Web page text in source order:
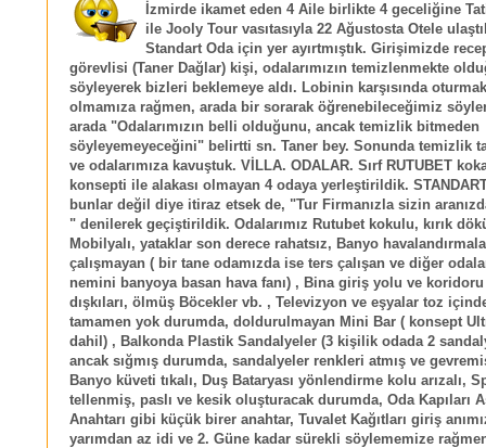
İzmirde ikamet eden 4 Aile birlikte 4 geceliğine
ile Jooly Tour vasıtasıyla 22 Ağustosta Otele
Standart Oda için yer ayırtmıştık. Girişimizde
görevlisi (Taner Dağlar) kişi, odalarımızın temizlenmekte
söyleyerek bizleri beklemeye aldı. Lobinin karşısında
olmamıza rağmen, arada bir sorarak öğrenebileceğimiz
arada "Odalarımızın belli olduğunu, ancak temizlik bitmeden
söyleyemeyeceğini" belirtti sn. Taner bey. Sonunda temizlik
ve odalarımıza kavuştuk. VİLLA. ODALAR. Sırf RUTUBET
konsepti ile alakası olmayan 4 odaya yerleştirildik.
bunlar değil diye itiraz etsek de, "Tur Firmanızla sizin
" denilerek geçiştirildik. Odalarımız Rutubet kokulu, kırık
Mobilyalı, yataklar son derece rahatsız, Banyo
çalışmayan ( bir tane odamızda ise ters çalışan ve diğer
nemini banyoya basan hava fanı) , Bina giriş yolu ve
dışkıları, ölmüş Böcekler vb. , Televizyon ve eşyalar toz
tamamen yok durumda, doldurulmayan Mini Bar ( konsept
dahil) , Balkonda Plastik Sandalyeler (3 kişilik odada 2
ancak sığmış durumda, sandalyeler renkleri atmış ve
Banyo küveti tıkalı, Duş Bataryası yönlendirme kolu arızalı,
tellenmiş, paslı ve kesik oluşturacak durumda, Oda Kapıları
Anahtarı gibi küçük birer anahtar, Tuvalet Kağıtları giriş
yarımdan az idi ve 2. Güne kadar sürekli söylememize